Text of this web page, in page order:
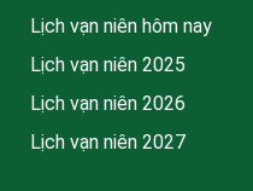
Lịch vạn niên hôm nay
Lịch vạn niên 2025
Lịch vạn niên 2026
Lịch vạn niên 2027